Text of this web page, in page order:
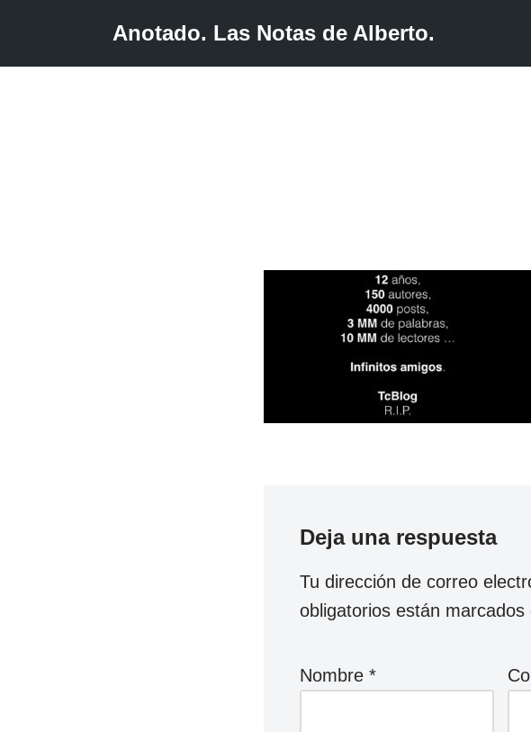
Anotado. Las Notas de Alberto.
Deja una respuesta
Tu dirección de correo
obligatorios están
Nombre*